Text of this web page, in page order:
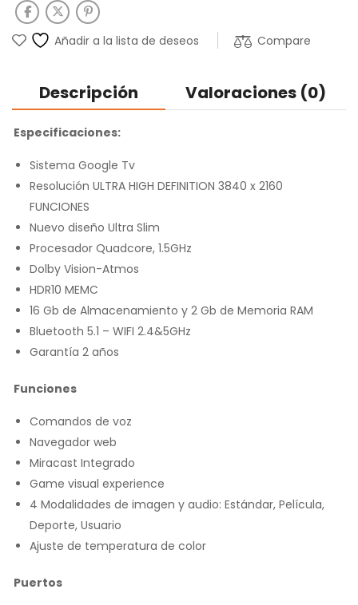
Añadir a la lista de deseos Compare
Descripción Valoraciones (0)
Especificaciones:
Sistema Google Tv
Resolución ULTRA HIGH DEFINITION 3840 x 2160
FUNCIONES
Nuevo diseño Ultra Slim
Procesador Quadcore, 1.5GHz
Dolby Vision-Atmos
HDR10 MEMC
16 Gb de Almacenamiento y 2 Gb de Memoria RAM
Bluetooth 5.1 – WIFI 2.4&5GHz
Garantía 2 años
Funciones
Comandos de voz
Navegador web
Miracast Integrado
Game visual experience
4 Modalidades de imagen y audio: Estándar, Película,
Deporte, Usuario
Ajuste de temperatura de color
Puertos